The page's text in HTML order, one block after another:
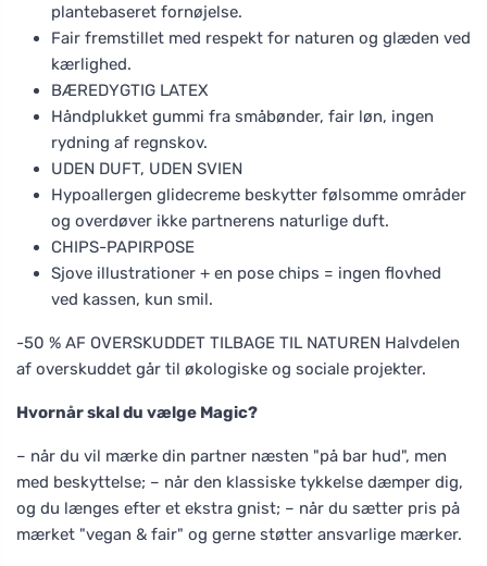
plantebaseret fornøjelse.
Fair fremstillet med respekt for naturen og glæden ved
kærlighed.
BÆREDYGTIG LATEX
Håndplukket gummi fra småbønder, fair løn, ingen
rydning af regnskov.
UDEN DUFT, UDEN SVIEN
Hypoallergen glidecreme beskytter følsomme områder
og overdøver ikke partnerens naturlige duft.
CHIPS-PAPIRPOSE
Sjove illustrationer + en pose chips = ingen flovhed
ved kassen, kun smil.
-50 % AF OVERSKUDDET TILBAGE TIL NATUREN Halvdelen
af overskuddet går til økologiske og sociale projekter.
Hvornår skal du vælge Magic?
– når du vil mærke din partner næsten "på bar hud", men
med beskyttelse; – når den klassiske tykkelse dæmper dig,
og du længes efter et ekstra gnist; – når du sætter pris på
mærket "vegan & fair" og gerne støtter ansvarlige mærker.